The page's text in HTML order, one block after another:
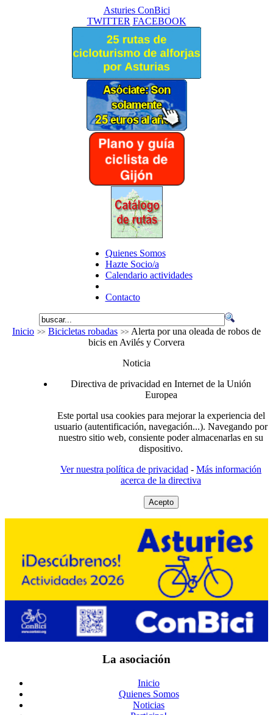
Asturies ConBici
TWITTER FACEBOOK
Quienes Somos
Hazte Socio/a
Calendario actividades
Contacto
Inicio Bicicletas robadas
Alerta por una oleada de robos de
bicis en Avilés y Corvera
Noticia
Directiva de privacidad en Internet de la Unión
Europea
Este portal usa cookies para mejorar la experiencia del
usuario (autentificación, navegación...). Navegando por
nuestro sitio web, consiente poder almacenarlas en su
dispositivo.
Ver nuestra política de privacidad - Más información
acerca de la directiva
Acepto
La asociación
Inicio
Quienes Somos
Noticias